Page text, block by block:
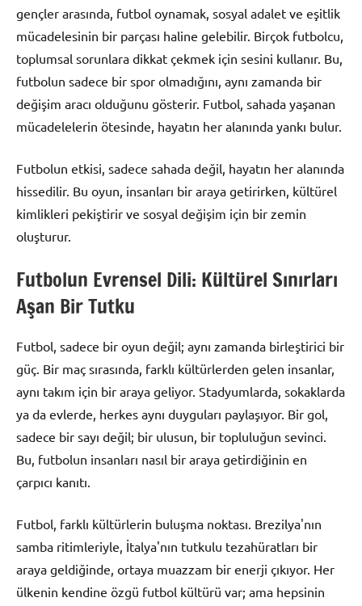
gençler arasında, futbol oynamak, sosyal adalet ve eşitlik
mücadelesinin bir parçası haline gelebilir. Birçok futbolcu,
toplumsal sorunlara dikkat çekmek için sesini kullanır. Bu,
futbolun sadece bir spor olmadığını, aynı zamanda bir
değişim aracı olduğunu gösterir. Futbol, sahada yaşanan
mücadelelerin ötesinde, hayatın her alanında yankı bulur.
Futbolun etkisi, sadece sahada değil, hayatın her alanında
hissedilir. Bu oyun, insanları bir araya getirirken, kültürel
kimlikleri pekiştirir ve sosyal değişim için bir zemin
oluşturur.
Futbolun Evrensel Dili: Kültürel Sınırları
Aşan Bir Tutku
Futbol, sadece bir oyun değil; aynı zamanda birleştirici bir
güç. Bir maç sırasında, farklı kültürlerden gelen insanlar,
aynı takım için bir araya geliyor. Stadyumlarda, sokaklarda
ya da evlerde, herkes aynı duyguları paylaşıyor. Bir gol,
sadece bir sayı değil; bir ulusun, bir topluluğun sevinci.
Bu, futbolun insanları nasıl bir araya getirdiğinin en
çarpıcı kanıtı.
Futbol, farklı kültürlerin buluşma noktası. Brezilya'nın
samba ritimleriyle, İtalya'nın tutkulu tezahüratları bir
araya geldiğinde, ortaya muazzam bir enerji çıkıyor. Her
ülkenin kendine özgü futbol kültürü var; ama hepsinin